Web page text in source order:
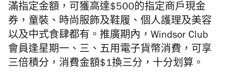
滿指定金額，可獲高達$500的指定商戶現金
券，童裝、時尚服飾及鞋履、個人護理及美容
以及中式食肆都有。推廣期內，Windsor Club
會員逢星期一、三、五用電子貨幣消費，可享
三倍積分，消費金額$1換三分，十分划算。